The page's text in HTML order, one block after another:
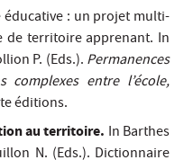
éducative : un projet multi-
de territoire apprenant. In
P. (Eds.). Permanences
entre l’école,
éditions.
au territoire. In Barthes
N. (Eds.). Dictionnaire